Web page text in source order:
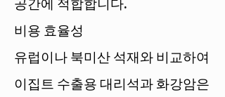
비용 효율성
유럽이나 북미산 석재와 비교하여
이집트 수출용 대리석과 화강암은